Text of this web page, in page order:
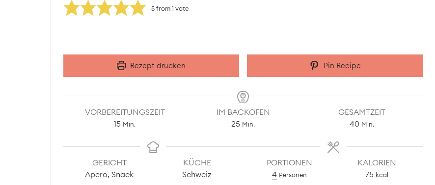
5from 1 vote
Rezept drucken Pin Recipe
VORBEREITUNGSZEIT
15 Minuten
Min.
IM BACKOFEN
25 Minuten
Min.
GESAMTZEIT
40Minuten
Min.
GERICHT
Apero, Snack
KÜCHE
Schweiz
PORTIONEN
4 Personen
KALORIEN
75 kcal